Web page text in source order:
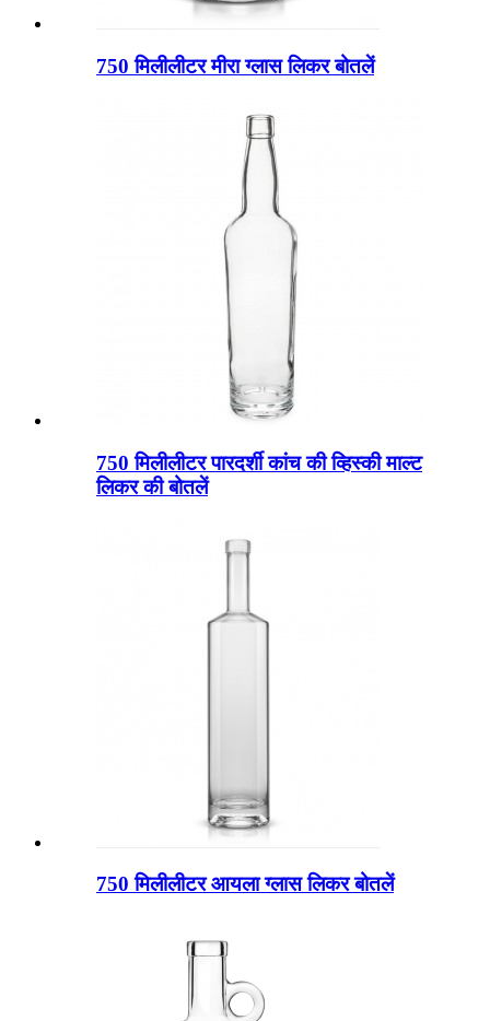
750 मिलीलीटर मीरा ग्लास लिकर बोतलें
750 मिलीलीटर पारदर्शी कांच की व्हिस्की माल्ट
लिकर की बोतलें
750 मिलीलीटर आयला ग्लास लिकर बोतलें